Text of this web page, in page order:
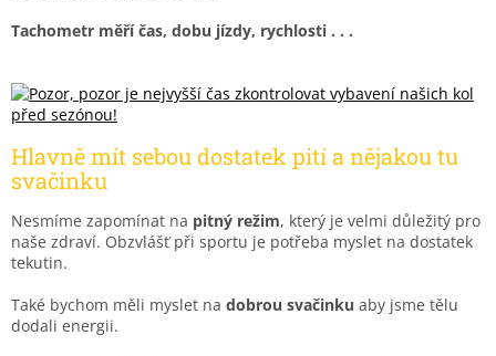
Tachometr měří čas, dobu jízdy, rychlosti . . .
Hlavně mít sebou dostatek pití a nějakou tu
svačinku
Nesmíme zapomínat na pitný režim, který je velmi důležitý pro
naše zdraví. Obzvlášť při sportu je potřeba myslet na dostatek
tekutin.
Také bychom měli myslet na dobrou svačinku aby jsme tělu
dodali energii.